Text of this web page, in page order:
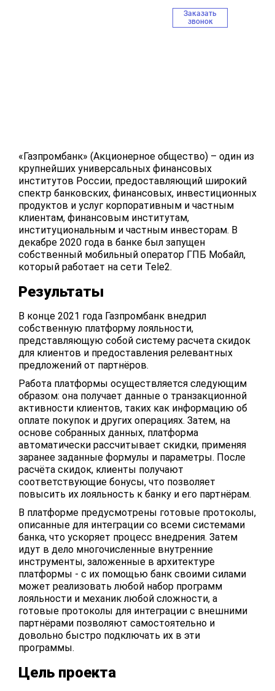
Заказать
звонок
«Газпромбанк» (Акционерное общество) – один из
крупнейших универсальных финансовых
институтов России, предоставляющий широкий
спектр банковских, финансовых, инвестиционных
продуктов и услуг корпоративным и частным
клиентам, финансовым институтам,
институциональным и частным инвесторам. В
декабре 2020 года в банке был запущен
собственный мобильный оператор ГПБ Мобайл,
который работает на сети Tele2.
Результаты
В конце 2021 года Газпромбанк внедрил
собственную платформу лояльности,
представляющую собой систему расчета скидок
для клиентов и предоставления релевантных
предложений от партнёров.
Работа платформы осуществляется следующим
образом: она получает данные о транзакционной
активности клиентов, таких как информацию об
оплате покупок и других операциях. Затем, на
основе собранных данных, платформа
автоматически рассчитывает скидки, применяя
заранее заданные формулы и параметры. После
расчёта скидок, клиенты получают
соответствующие бонусы, что позволяет
повысить их лояльность к банку и его партнёрам.
В платформе предусмотрены готовые протоколы,
описанные для интеграции со всеми системами
банка, что ускоряет процесс внедрения. Затем
идут в дело многочисленные внутренние
инструменты, заложенные в архитектуре
платформы - с их помощью банк своими силами
может реализовать любой набор программ
лояльности и механик любой сложности, а
готовые протоколы для интеграции с внешними
партнёрами позволяют самостоятельно и
довольно быстро подключать их в эти
программы.
Цель проекта